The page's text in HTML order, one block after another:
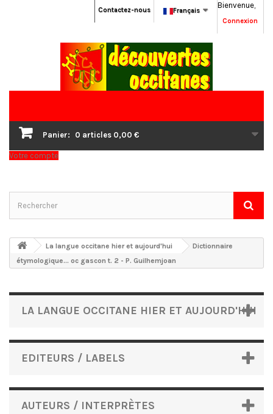
Bienvenue,
Connexion
Français
Contactez-nous
Panier: 0 articles 0,00 €
Votre compte
La langue occitane hier et aujourd'hui
Dictionnaire
étymologique... oc gascon t. 2 - P. Guilhemjoan
LA LANGUE OCCITANE HIER ET AUJOURD'HUI
EDITEURS / LABELS
AUTEURS / INTERPRÈTES